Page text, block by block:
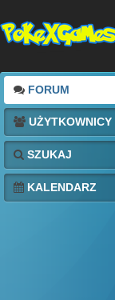
FORUM
UŻYTKOWNICY
SZUKAJ
KALENDARZ